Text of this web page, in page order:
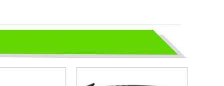
quần áo bảo hộ - Hội nghị Mạng
thứ 16
quần áo bảo hộ - Hội nghị Mạng thông